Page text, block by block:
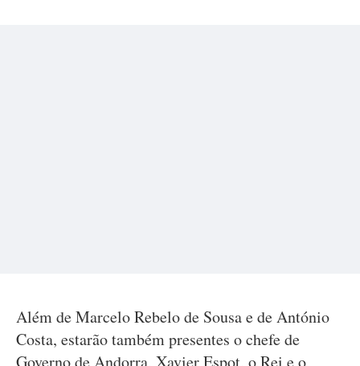
Além de Marcelo Rebelo de Sousa e de António
Costa, estarão também presentes o chefe de
Governo de Andorra, Xavier Espot, o Rei e o